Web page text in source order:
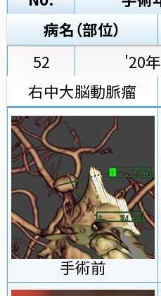
病名（部位）
52
'20
右中大脳動脈瘤
手術前